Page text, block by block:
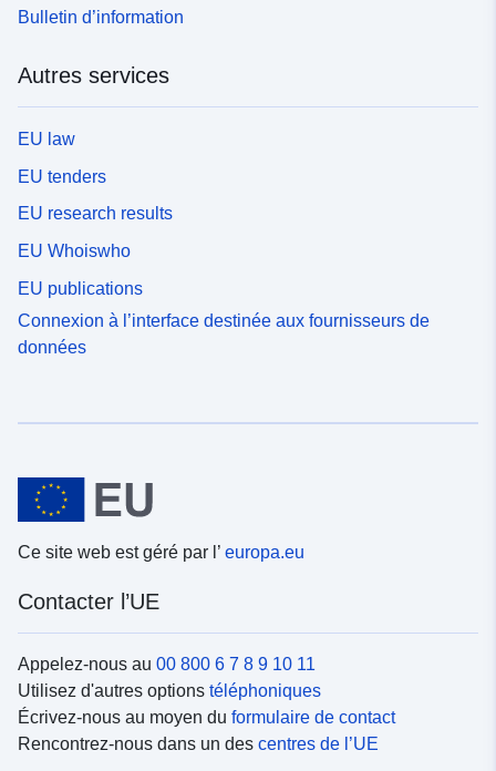
Bulletin d’information
Autres services
EU law
EU tenders
EU research results
EU Whoiswho
EU publications
Connexion à l’interface destinée aux fournisseurs de
données
Ce site web est géré par l’ europa.eu
Contacter l’UE
Appelez-nous au 00 800 6 7 8 9 10 11
Utilisez d'autres options téléphoniques
Écrivez-nous au moyen du formulaire de contact
Rencontrez-nous dans un des centres de l’UE